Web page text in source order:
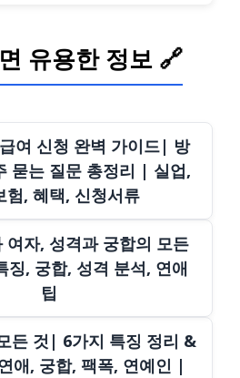
유용한 정보 🔗
여 신청 완벽 가이드| 방
묻는 질문 총정리 | 실업,
험, 혜택, 신청서류
여자, 성격과 궁합의 모든
, 궁합, 성격 분석, 연애
팁
든 것| 6가지 특징 정리 &
애, 궁합, 팩폭, 연예인 |